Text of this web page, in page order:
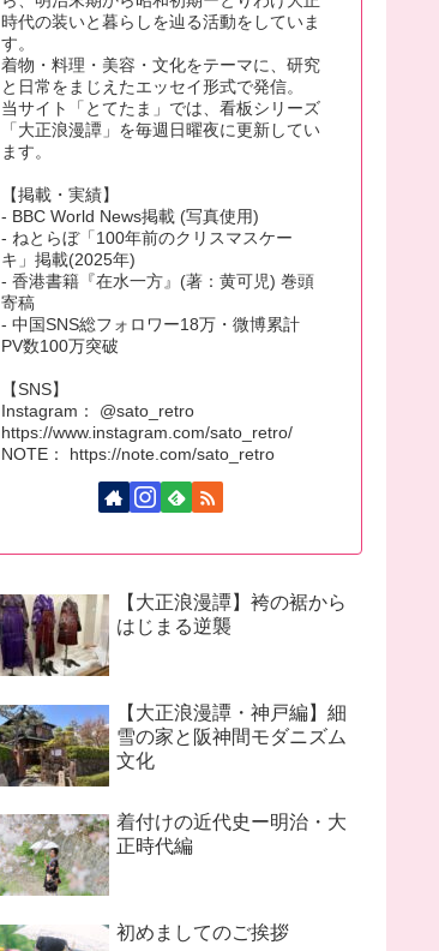
時代の装いと暮らしを辿る活動をしていま
す。
着物・料理・美容・文化をテーマに、研究
と日常をまじえたエッセイ形式で発信。
当サイト「とてたま」では、看板シリーズ
「大正浪漫譚」を毎週日曜夜に更新してい
ます。
【掲載・実績】
- BBC World News掲載 (写真使用)
- ねとらぼ「100年前のクリスマスケー
キ」掲載(2025年)
- 香港書籍『在水一方』(著：黄可児) 巻頭
寄稿
- 中国SNS総フォロワー18万・微博累計
PV数100万突破
【SNS】
Instagram： @sato_retro
https://www.instagram.com/sato_retro/
NOTE： https://note.com/sato_retro
【大正浪漫譚】袴の裾から
はじまる逆襲
【大正浪漫譚・神戸編】細
雪の家と阪神間モダニズム
文化
着付けの近代史ー明治・大
正時代編
初めましてのご挨拶